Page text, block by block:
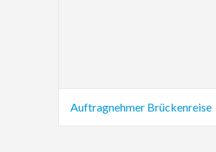
Auftragnehmer Brückenreise